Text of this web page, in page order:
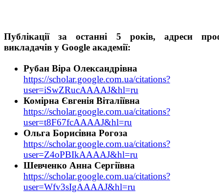
Публікації за останні 5 років, адреси
викладачів у Google академії:
Рубан Віра Олександрівна
https://scholar.google.com.ua/citations?
user=iSwZRucAAAAJ&hl=ru
Комірна Євгенія Віталіївна
https://scholar.google.com.ua/citations?
user=t8F67fcAAAAJ&hl=ru
Ольга Борисівна Рогоза
https://scholar.google.com.ua/citations?
user=Z4oPBIkAAAAJ&hl=ru
Шевченко Анна Сергіївна
https://scholar.google.com.ua/citations?
user=Wfv3sIgAAAAJ&hl=ru